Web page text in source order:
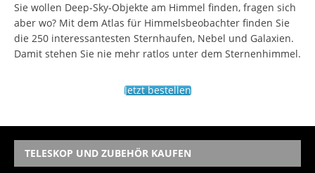
Sie wollen Deep-Sky-Objekte am Himmel finden, fragen sich
aber wo? Mit dem Atlas für Himmelsbeobachter finden Sie
die 250 interessantesten Sternhaufen, Nebel und Galaxien.
Damit stehen Sie nie mehr ratlos unter dem Sternenhimmel.
Jetzt bestellen
TELESKOP UND ZUBEHÖR KAUFEN